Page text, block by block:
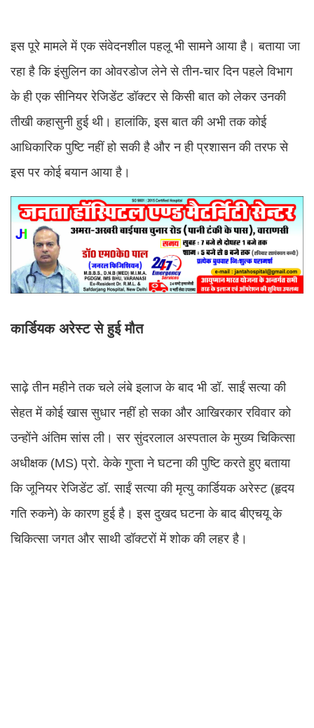
इस पूरे मामले में एक संवेदनशील पहलू भी सामने आया है। बताया जा
रहा है कि इंसुलिन का ओवरडोज लेने से तीन-चार दिन पहले विभाग
के ही एक सीनियर रेजिडेंट डॉक्टर से किसी बात को लेकर उनकी
तीखी कहासुनी हुई थी। हालांकि, इस बात की अभी तक कोई
आधिकारिक पुष्टि नहीं हो सकी है और न ही प्रशासन की तरफ से
इस पर कोई बयान आया है।
कार्डियक अरेस्ट से हुई मौत
साढ़े तीन महीने तक चले लंबे इलाज के बाद भी डॉ. साईं सत्या की
सेहत में कोई खास सुधार नहीं हो सका और आखिरकार रविवार को
उन्होंने अंतिम सांस ली। सर सुंदरलाल अस्पताल के मुख्य चिकित्सा
अधीक्षक (MS) प्रो. केके गुप्ता ने घटना की पुष्टि करते हुए बताया
कि जूनियर रेजिडेंट डॉ. साईं सत्या की मृत्यु कार्डियक अरेस्ट (हृदय
गति रुकने) के कारण हुई है। इस दुखद घटना के बाद बीएचयू के
चिकित्सा जगत और साथी डॉक्टरों में शोक की लहर है।